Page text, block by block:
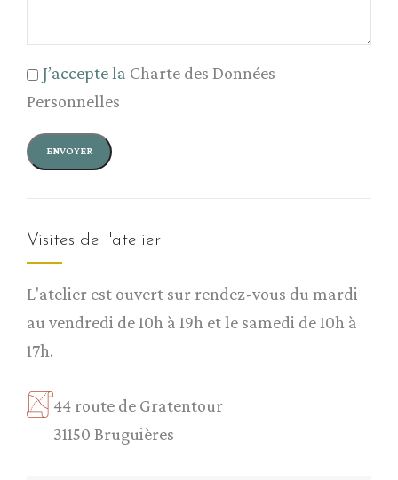
J’accepte la Charte des Données
Personnelles
Visites de l'atelier
L'atelier est ouvert sur rendez-vous du mardi
au vendredi de 10h à 19h et le samedi de 10h à
17h.
44 route de Gratentour
31150 Bruguières